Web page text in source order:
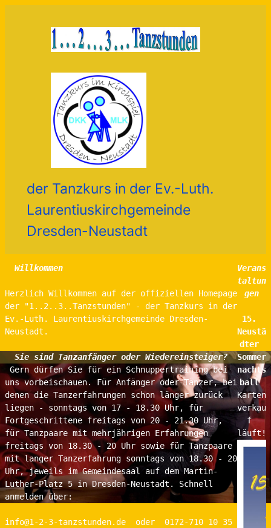
der Tanzkurs in der Ev.-Luth.
Laurentiuskirchgemeinde
Dresden-Neustadt
Willkommen
Herzlich Willkommen auf der offiziellen Homepage
der "1..2..3..Tanzstunden" - der Tanzkurs in der
Ev.-Luth. Laurentiuskirchgemeinde Dresden-
Neustadt.
  Sie sind Tanzanfänger oder Wiedereinsteiger?
uns vorbeischauen. Für Anfänger oder Tänzer, bei
denen die Tanzerfahrungen schon länger zurück
liegen - sonntags von 17 - 18.30 Uhr, für
Fortgeschrittene freitags von 20 - 21.30 Uhr,
für Tanzpaare mit mehrjährigen Erfahrungen
freitags von 18.30 - 20 Uhr sowie für Tanzpaare
mit langer Tanzerfahrung sonntags von 18.30 - 20
Uhr, jeweils im Gemeindesaal auf dem Martin-
Luther-Platz 5 in Dresden-Neustadt. Schnell
anmelden über:
info@1-2-3-tanzstunden.de  oder  0172-710 10 35
Verans
taltun
gen
15.
Neustä
dter
Sommer
nachts
ball
Karten
verkau
f
läuft!